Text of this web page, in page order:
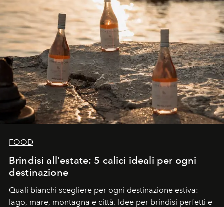
FOOD
Brindisi all'estate: 5 calici ideali per ogni
destinazione
Quali bianchi scegliere per ogni destinazione estiva:
lago, mare, montagna e città. Idee per brindisi perfetti e